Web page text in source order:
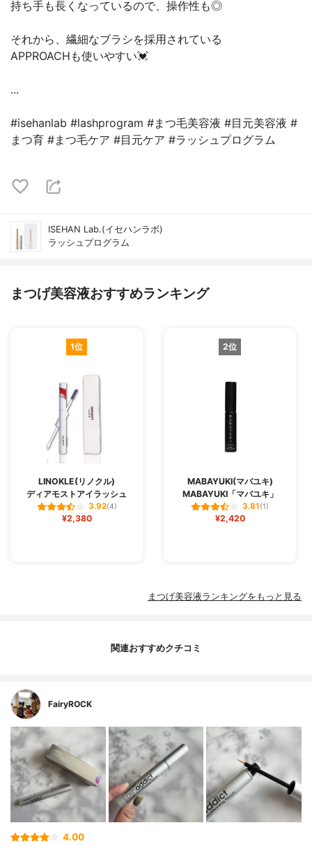
持ち手も長くなっているので、操作性も◎
それから、繊細なブラシを採用されている
APPROACHも使いやすい💓
...
#isehanlab #lashprogram #まつ毛美容液 #目元美容液 #
まつ育 #まつ毛ケア #目元ケア #ラッシュプログラム
ISEHAN Lab.(イセハンラボ)
ラッシュプログラム
まつげ美容液おすすめランキング
1位
LINOKLE(リノクル)
ディアモストアイラッシュ
3.92(4)
¥2,380
2位
MABAYUKI(マバユキ)
MABAYUKI「マバユキ」
3.81(1)
¥2,420
まつげ美容液ランキングをもっと見る
関連おすすめクチコミ
FairyROCK
4.00